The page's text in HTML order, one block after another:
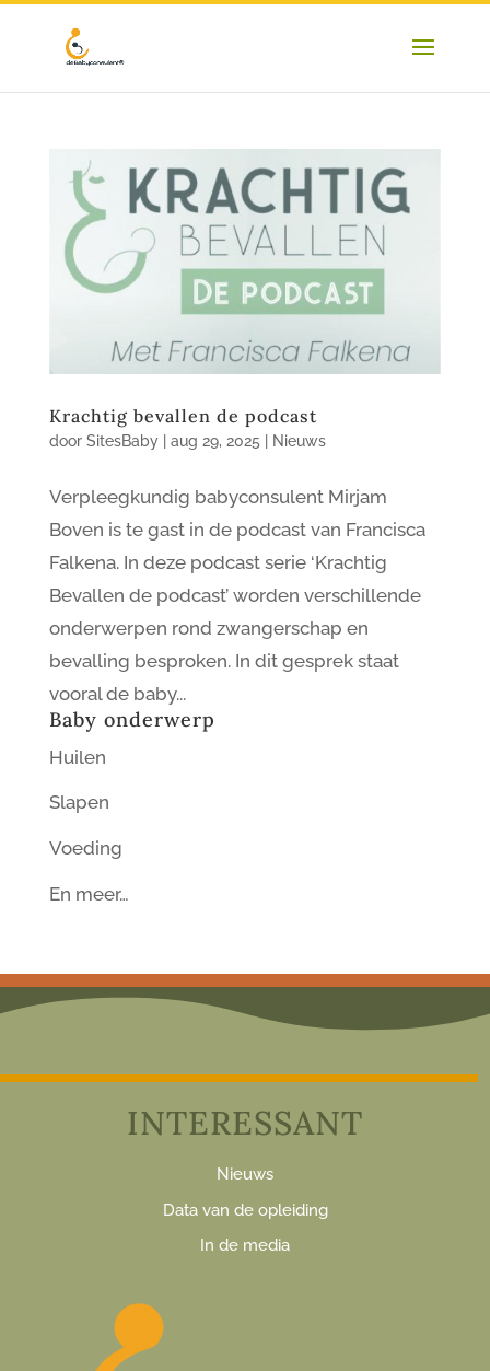
Krachtig bevallen de podcast
door SitesBaby| aug 29, 2025 | Nieuws
Verpleegkundig babyconsulent Mirjam
Boven is te gast in de podcast van Francisca
Falkena. In deze podcast serie ‘Krachtig
Bevallen de podcast’ worden verschillende
onderwerpen rond zwangerschap en
bevalling besproken. In dit gesprek staat
vooral de baby...
Baby onderwerp
Huilen
Slapen
Voeding
En meer…
INTERESSANT
Nieuws
Data van de opleiding
In de media